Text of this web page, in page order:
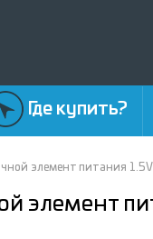
Где купить?
элемент питания
элемент